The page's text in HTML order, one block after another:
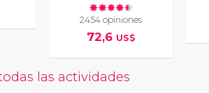
2454 opiniones
72,6 US$
las actividades